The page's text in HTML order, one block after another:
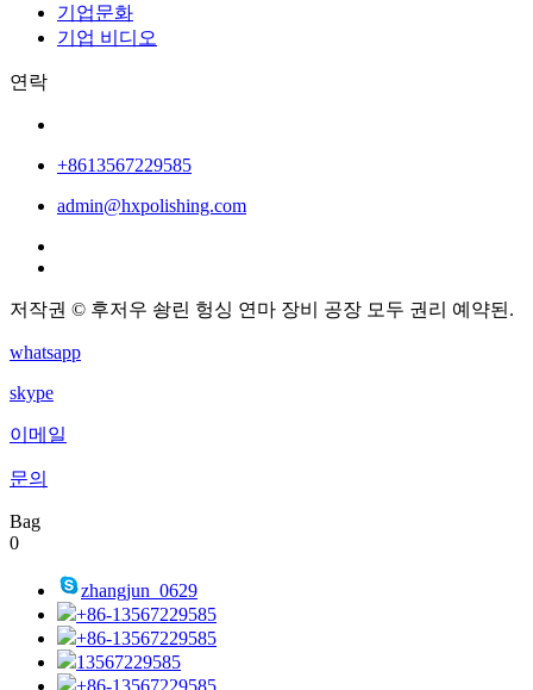
기업문화
기업 비디오
연락
+8613567229585
admin@hxpolishing.com
저작권 © 후저우 솽린 헝싱 연마 장비 공장 모두 권리 예약된.
whatsapp
skype
이메일
문의
Bag
0
zhangjun_0629
+86-13567229585
+86-13567229585
13567229585